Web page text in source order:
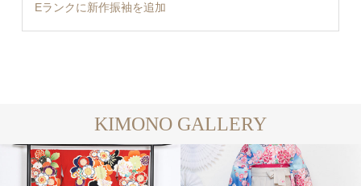
Eランクに新作振袖を追加
KIMONO GALLERY